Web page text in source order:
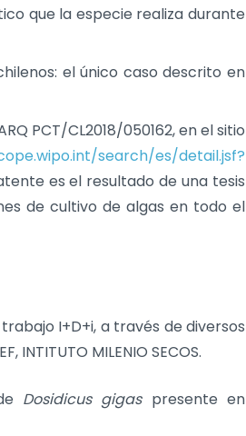
que la especie realiza durante
el único caso descrito en
PCT/CL2018/050162, en el sitio
search/es/detail.jsf?
es el resultado de una tesis
de cultivo de algas en todo el
I+D+i, a través de diversos
INTITUTO MILENIO SECOS.
Dosidicus gigaspresente en